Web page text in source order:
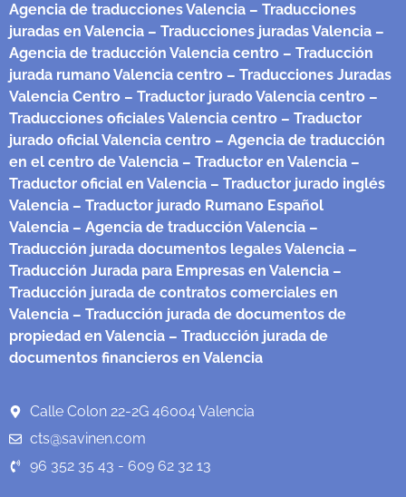
Agencia de traducciones Valencia – Traducciones
juradas en Valencia – Traducciones juradas Valencia –
Agencia de traducción Valencia centro – Traducción
jurada rumano Valencia centro – Traducciones Juradas
Valencia Centro – Traductor jurado Valencia centro –
Traducciones oficiales Valencia centro – Traductor
jurado oficial Valencia centro – Agencia de traducción
en el centro de Valencia – Traductor en Valencia –
Traductor oficial en Valencia – Traductor jurado inglés
Valencia – Traductor jurado Rumano Español
Valencia – Agencia de traducción Valencia –
Traducción jurada documentos legales Valencia –
Traducción Jurada para Empresas en Valencia –
Traducción jurada de contratos comerciales en
Valencia – Traducción jurada de documentos de
propiedad en Valencia – Traducción jurada de
documentos financieros en Valencia
Calle Colon 22-2G 46004 Valencia
cts@savinen.com
96 352 35 43 - 609 62 32 13